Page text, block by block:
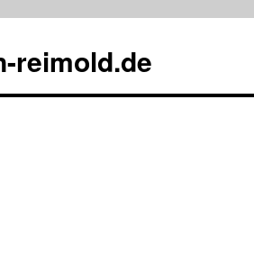
reimold.de